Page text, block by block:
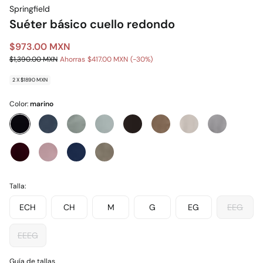
Springfield
Suéter básico cuello redondo
$973.00 MXN
$1,390.00 MXN Ahorras $417.00 MXN 30
2 X $1890 MXN
Color:marino
Talla:
ECH CH M G EG EEG
EEEG
Guía de tallas